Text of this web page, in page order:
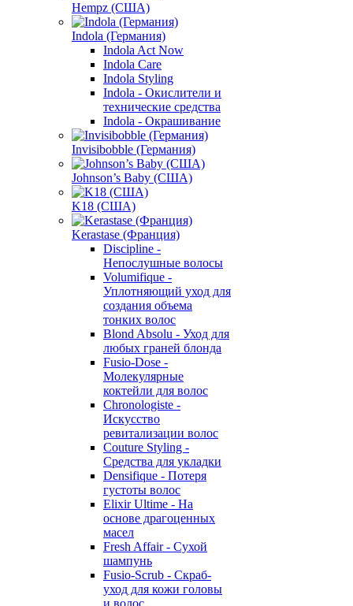
Hempz (США)
Indola (Германия)
Indola Act Now
Indola Care
Indola Styling
Indola - Окислители и
технические средства
Indola - Окрашивание
Invisibobble (Германия)
Johnson’s Baby (США)
K18 (США)
Kerastase (Франция)
Discipline -
Непослушные волосы
Volumifique -
Уплотняющий уход для
создания объема
тонких волос
Blond Absolu - Уход для
любых граней блонда
Fusio-Dose -
Молекулярные
коктейли для волос
Chronologiste -
Искусство
ревитализации волос
Couture Styling -
Средства для укладки
Densifique - Потеря
густоты волос
Elixir Ultime - На
основе драгоценных
масел
Fresh Affair - Сухой
шампунь
Fusio-Scrub - Скраб-
уход для кожи головы
и волос